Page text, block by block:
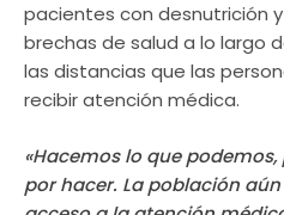
pacientes con desnutrición
brechas de salud a lo largo
las distancias que las
recibir atención médica.
«Hacemos lo que
por hacer. La población